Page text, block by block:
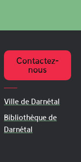
Contactez-
nous
Ville de Darnétal
Bibliothèque de
Darnétal